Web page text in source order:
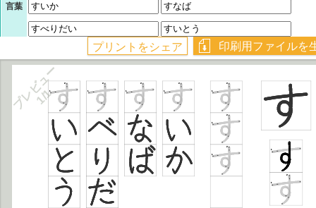
言葉
プレビュー
1/1